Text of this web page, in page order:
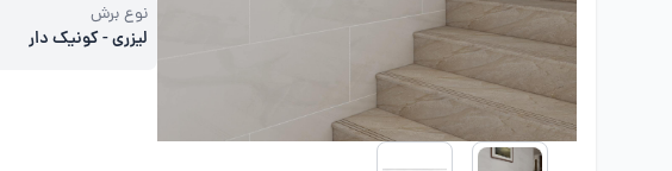
نوع برش
لیزری - کونیک دار